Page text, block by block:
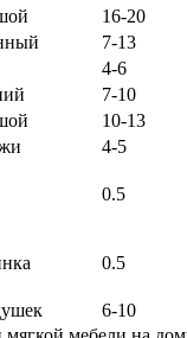
16-20
7-13
4-6
7-10
10-13
4-5
0.5
0.5
6-10